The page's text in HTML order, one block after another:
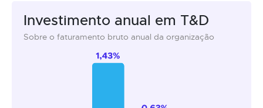
Investimento anual em T&D
Sobre o faturamento bruto anual da organização